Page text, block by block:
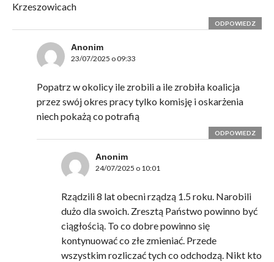
Krzeszowicach
ODPOWIEDZ
Anonim
23/07/2025 o 09:33
Popatrz w okolicy ile zrobili a ile zrobiła koalicja
przez swój okres pracy tylko komisję i oskarżenia
niech pokażą co potrafią
ODPOWIEDZ
Anonim
24/07/2025 o 10:01
Rządzili 8 lat obecni rządzą 1.5 roku. Narobili
dużo dla swoich. Zresztą Państwo powinno być
ciągłością. To co dobre powinno się
kontynuować co złe zmieniać. Przede
wszystkim rozliczać tych co odchodzą. Nikt kto